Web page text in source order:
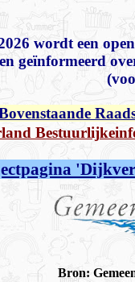
wordt een
geïnformeerd
Bron: